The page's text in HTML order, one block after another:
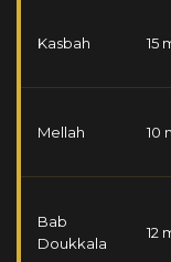
Kasbah 15
Mellah 10
Bab
Doukkala
12